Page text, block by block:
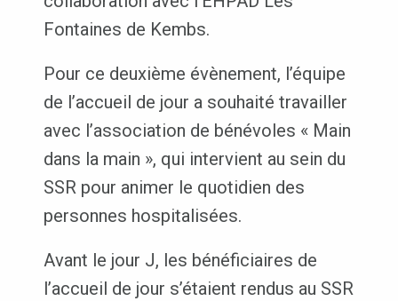
Fontaines de Kembs.
Pour ce deuxième évènement, l’équipe
de l’accueil de jour a souhaité travailler
avec l’association de bénévoles « Main
dans la main », qui intervient au sein du
SSR pour animer le quotidien des
personnes hospitalisées.
Avant le jour J, les bénéficiaires de
l’accueil de jour s’étaient rendus au SSR